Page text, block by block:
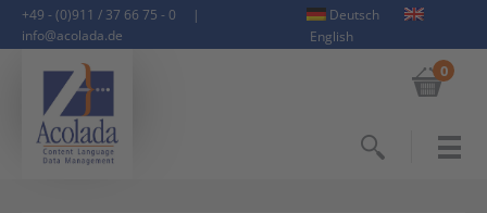
+49 - (0)911 / 37 66 75 - 0
|
info@acolada.de
Deutsch
English
0